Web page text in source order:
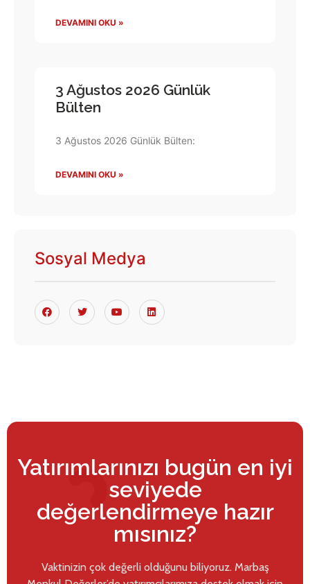
DEVAMINI OKU »
3 Ağustos 2026 Günlük
Bülten
3 Ağustos 2026 Günlük Bülten:
DEVAMINI OKU »
Sosyal Medya
Yatırımlarınızı bugün en iyi
seviyede
değerlendirmeye hazır
mısınız?
Vaktinizin çok değerli olduğunu biliyoruz. Marbaş